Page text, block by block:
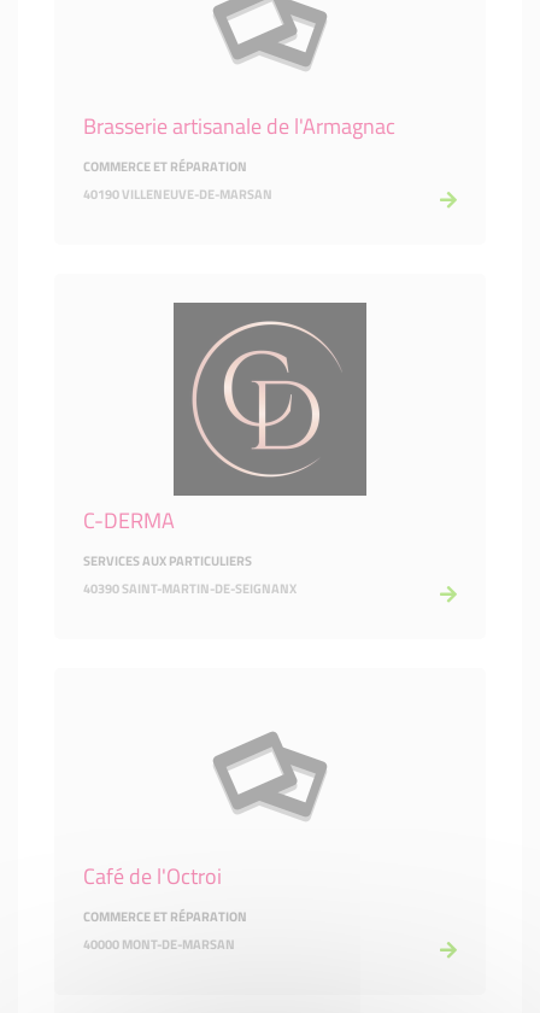
Brasserie artisanale de l'Armagnac
COMMERCE ET RÉPARATION
40190 VILLENEUVE-DE-MARSAN
C-DERMA
SERVICES AUX PARTICULIERS
40390 SAINT-MARTIN-DE-SEIGNANX
Café de l'Octroi
COMMERCE ET RÉPARATION
40000 MONT-DE-MARSAN